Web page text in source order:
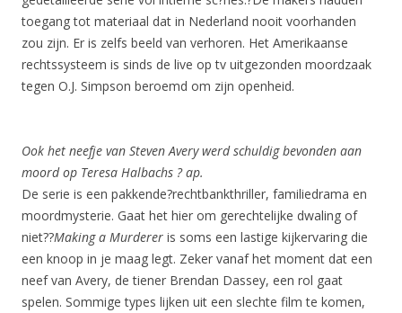
toegang tot materiaal dat in Nederland nooit voorhanden
zou zijn. Er is zelfs beeld van verhoren. Het Amerikaanse
rechtssysteem is sinds de live op tv uitgezonden moordzaak
tegen O.J. Simpson beroemd om zijn openheid.
Ook het neefje van Steven Avery werd schuldig bevonden aan
moord op Teresa Halbachs ? ap.
De serie is een pakkende?rechtbankthriller, familiedrama en
moordmysterie. Gaat het hier om gerechtelijke dwaling of
niet??Making a Murderer is soms een lastige kijkervaring die
een knoop in je maag legt. Zeker vanaf het moment dat een
neef van Avery, de tiener Brendan Dassey, een rol gaat
spelen. Sommige types lijken uit een slechte film te komen,